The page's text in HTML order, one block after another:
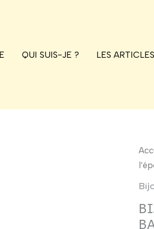
QUI SUIS-JE ? LES ARTICLES
de
de
sac